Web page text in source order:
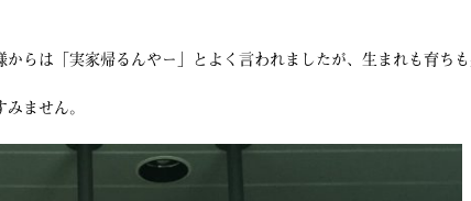
からは「実家帰るんやー」とよく言われましたが、生まれも育ちも
ません。